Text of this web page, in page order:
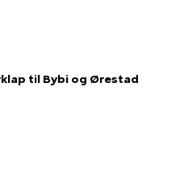
til Bybi og Ørestad